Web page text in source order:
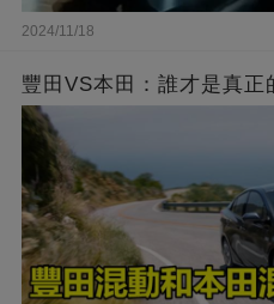
2024/11/18
豐田VS本田：誰才是真正